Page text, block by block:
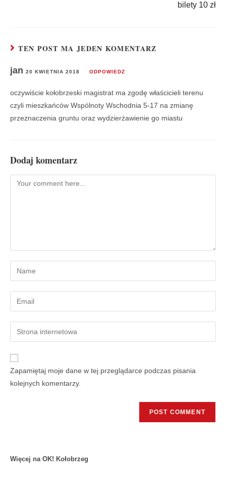
bilety 10 zł
TEN POST MA JEDEN KOMENTARZ
jan 20 KWIETNIA 2018 ODPOWIEDZ
oczywiście kołobrzeski magistrat ma zgodę właścicieli terenu
czyli mieszkańców Wspólnoty Wschodnia 5-17 na zmianę
przeznaczenia gruntu oraz wydzierżawienie go miastu
Dodaj komentarz
Zapamiętaj moje dane w tej przeglądarce podczas pisania
kolejnych komentarzy.
Więcej na OK! Kołobrzeg